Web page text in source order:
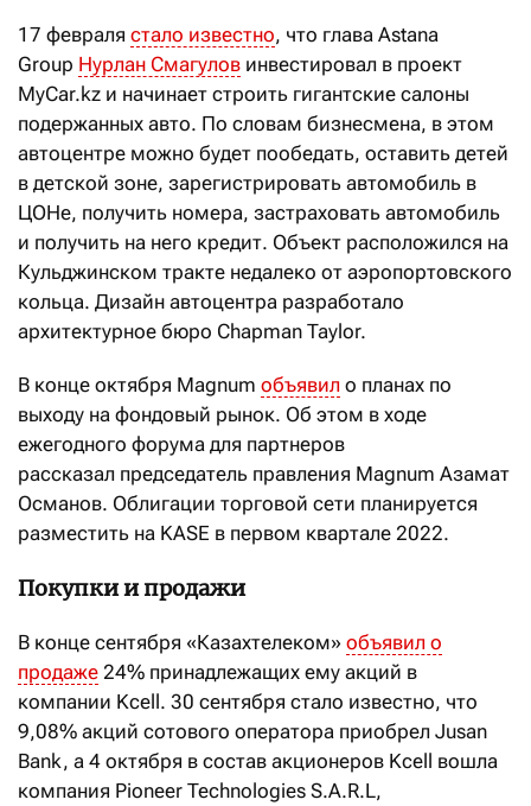
17 февраля стало известно, что глава Astana
Group Нурлан Смагулов инвестировал в проект
MyCar.kz и начинает строить гигантские салоны
подержанных авто. По словам бизнесмена, в этом
автоцентре можно будет пообедать, оставить детей
в детской зоне, зарегистрировать автомобиль в
ЦОНе, получить номера, застраховать автомобиль
и получить на него кредит. Объект расположился на
Кульджинском тракте недалеко от аэропортовского
кольца. Дизайн автоцентра разработало
архитектурное бюро Chapman Taylor.
В конце октября Magnum объявил о планах по
выходу на фондовый рынок. Об этом в ходе
ежегодного форума для партнеров
рассказал председатель правления Magnum Азамат
Османов. Облигации торговой сети планируется
разместить на KASE в первом квартале 2022.
Покупки и продажи
В конце сентября «Казахтелеком» объявил о
продаже 24% принадлежащих ему акций в
компании Kcell. 30 сентября стало известно, что
9,08% акций сотового оператора приобрел Jusan
Bank, а 4 октября в состав акционеров Kcell вошла
компания Pioneer Technologies S.A.R.L,